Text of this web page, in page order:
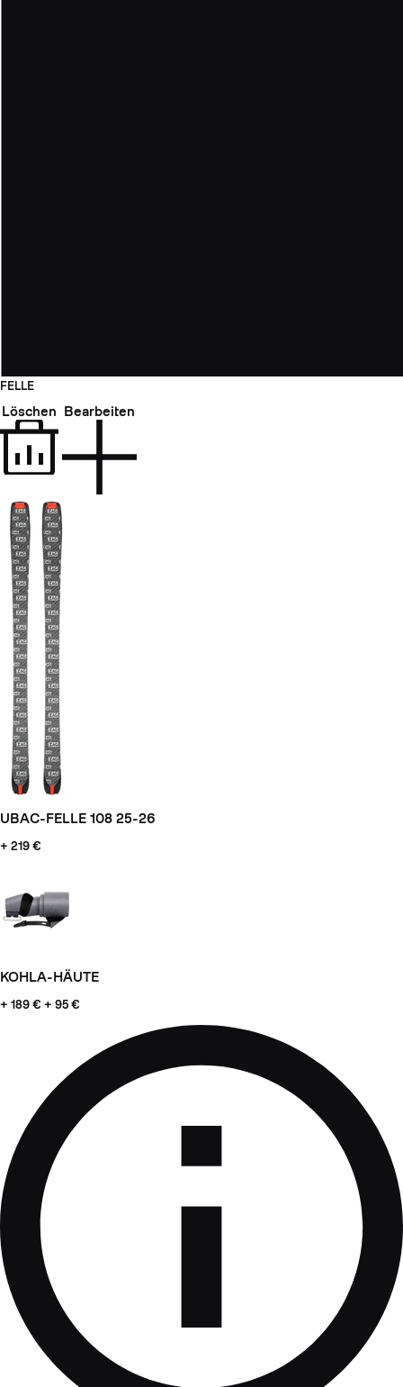
FELLE
Löschen Bearbeiten
UBAC-FELLE 108 25-26
+ 219 €
KOHLA-HÄUTE
+ 189 € + 95 €